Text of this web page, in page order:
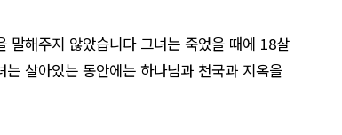
말해주지 않았습니다 그녀는 죽었을 때에 18살
살아있는 동안에는 하나님과 천국과 지옥을